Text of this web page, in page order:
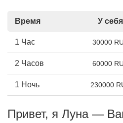
Время У себя
1 Час 30000
2 Часов 60000
1 Ночь 230000
Привет, я Луна —